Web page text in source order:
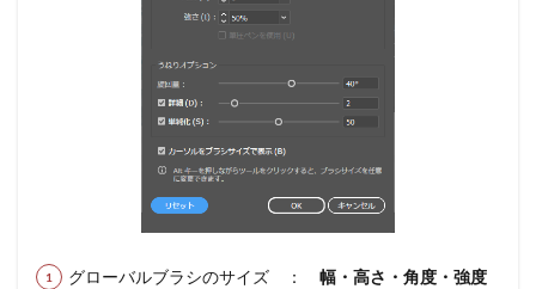
グローバルブラシのサイズ ： 幅・高さ・角度・強度